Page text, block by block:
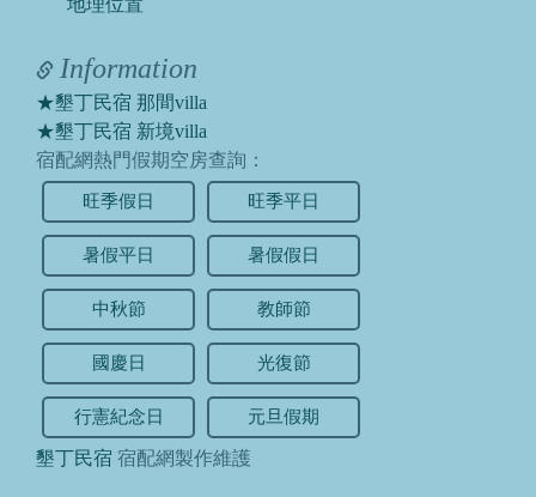
地理位置
Information
★墾丁民宿 那間villa
★墾丁民宿 新境villa
宿配網熱門假期空房查詢：
旺季假日 旺季平日
暑假平日 暑假假日
中秋節 教師節
國慶日 光復節
行憲紀念日 元旦假期
墾丁民宿 宿配網製作維護